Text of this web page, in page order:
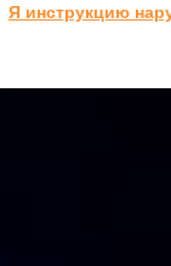
Я инструкцию